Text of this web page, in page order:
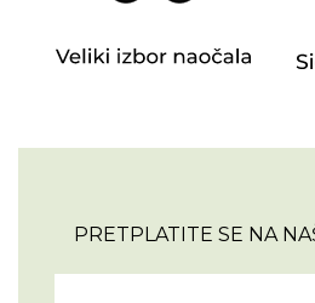
PRETPLATITE SE NA